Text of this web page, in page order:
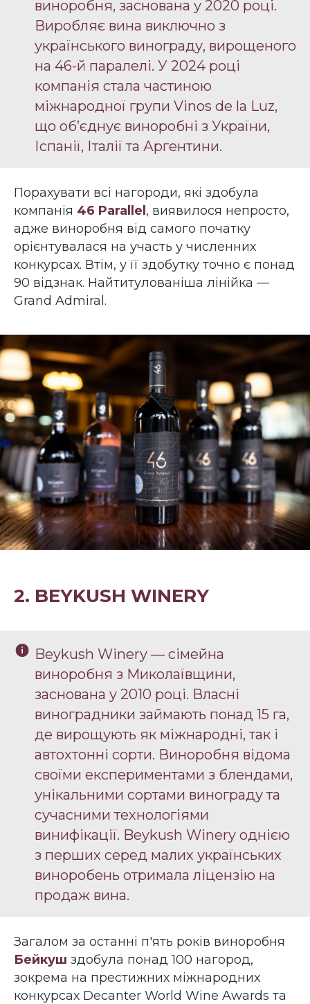
виноробня, заснована у 2020 році.
Виробляє вина виключно з
українського винограду, вирощеного
на 46-й паралелі. У 2024 році
компанія стала частиною
міжнародної групи Vinos de la Luz,
що об’єднує виноробні з України,
Іспанії, Італії та Аргентини.
Порахувати всі нагороди, які здобула
компанія 46 Parallel , виявилося непросто,
адже виноробня від самого початку
орієнтувалася на участь у численних
конкурсах. Втім, у її здобутку точно є понад
90 відзнак. Найтитулованіша лінійка —
Grand Admiral.
2. BEYKUSH WINERY
Beykush Winery — сімейна
виноробня з Миколаївщини,
заснована у 2010 році. Власні
виноградники займають понад 15 га,
де вирощують як міжнародні, так і
автохтонні сорти. Виноробня відома
своїми експериментами з блендами,
унікальними сортами винограду та
сучасними технологіями
винифікації. Beykush Winery однією
з перших серед малих українських
виноробень отримала ліцензію на
продаж вина.
Загалом за останні п'ять років виноробня
Бейкуш здобула понад 100 нагород,
зокрема на престижних міжнародних
конкурсах Decanter World Wine Awards та